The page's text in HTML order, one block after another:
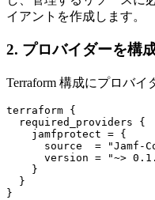
イアントを作成します。
2. プロバイダーを構
Terraform 構成にプロバイ
terraform {
  required_providers {
    jamfprotect = {
source  = "Jamf-
version = "~>
    }
  }
}